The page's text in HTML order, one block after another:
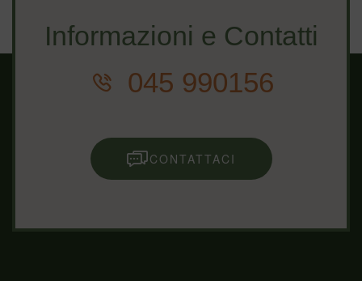
Informazioni e Contatti
045 990156
CONTATTACI